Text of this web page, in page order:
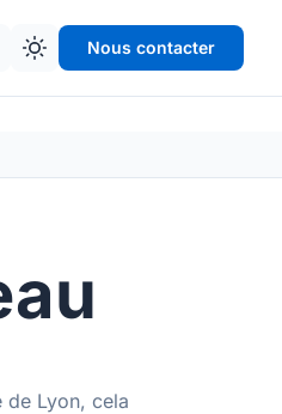
Nous contacter
de Lyon, cela